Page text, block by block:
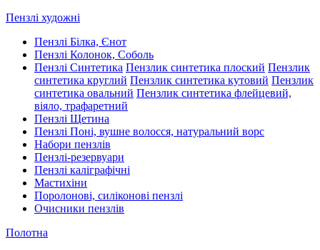
Пензлі художні
Пензлі Білка, Єнот
Пензлі Колонок, Соболь
Пензлі Синтетика Пензлик синтетика плоский Пензлик
синтетика круглий Пензлик синтетика кутовий Пензлик
синтетика овальний Пензлик синтетика флейцевий,
віяло, трафаретний
Пензлі Щетина
Пензлі Поні, вушне волосся, натуральний ворс
Набори пензлів
Пензлі-резервуари
Пензлі каліграфічні
Мастихіни
Поролонові, силіконові пензлі
Очисники пензлів
Полотна